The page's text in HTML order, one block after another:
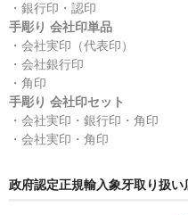
・銀行印・認印
手彫り 会社印単品
・会社実印（代表印）
・会社銀行印
・角印
手彫り 会社印セット
・会社実印・銀行印・角印
・会社実印・角印
政府認定正規輸入象牙取り扱い